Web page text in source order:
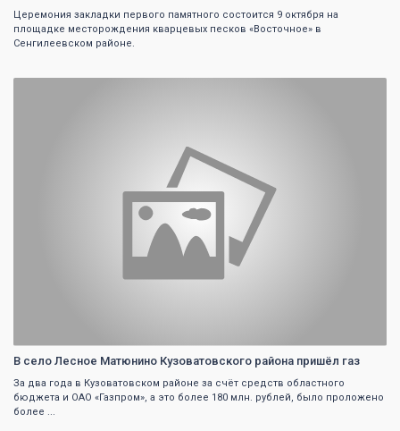
Церемония закладки первого памятного состоится 9 октября на
площадке месторождения кварцевых песков «Восточное» в
Сенгилеевском районе.
В село Лесное Матюнино Кузоватовского района пришёл газ
За два года в Кузоватовском районе за счёт средств областного
бюджета и ОАО «Газпром», а это более 180 млн. рублей, было проложено
более ...